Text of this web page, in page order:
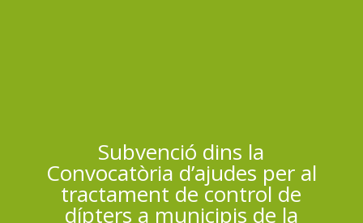
Subvenció dins la
Convocatòria d’ajudes per al
tractament de control de
dípters a municipis de la